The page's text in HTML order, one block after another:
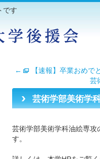
です
←
【速報】卒業おめで
芸
芸術学部美術学
芸術学部美術学科油絵専攻
す。